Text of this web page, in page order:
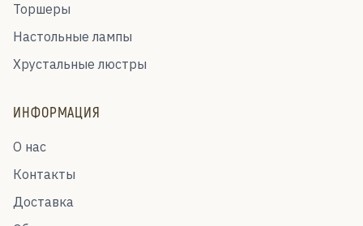
Торшеры
Настольные лампы
Хрустальные люстры
ИНФОРМАЦИЯ
О нас
Контакты
Доставка